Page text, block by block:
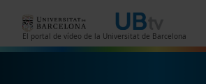
El portal de vídeo de la Universitat de Barcelona